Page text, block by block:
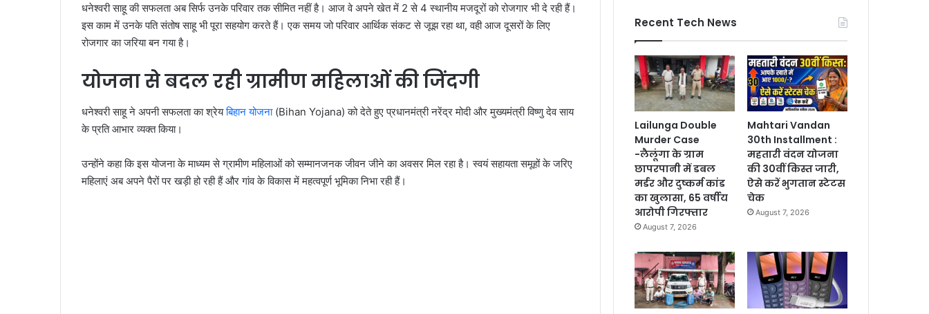
धनेश्वरी साहू की सफलता अब सिर्फ उनके परिवार तक सीमित नहीं है। आज वे अपने खेत में 2 से 4 स्थानीय मजदूरों को रोजगार भी दे रही हैं।
इस काम में उनके पति संतोष साहू भी पूरा सहयोग करते हैं। एक समय जो परिवार आर्थिक संकट से जूझ रहा था, वही आज दूसरों के लिए
रोजगार का जरिया बन गया है।
योजना से बदल रही ग्रामीण महिलाओं की जिंदगी
धनेश्वरी साहू ने अपनी सफलता का श्रेयबिहान योजना(Bihan Yojana) को देते हुए प्रधानमंत्री नरेंद्र मोदी और मुख्यमंत्री विष्णु देव साय
के प्रति आभार व्यक्त किया।
उन्होंने कहा कि इस योजना के माध्यम से ग्रामीण महिलाओं को सम्मानजनक जीवन जीने का अवसर मिल रहा है। स्वयं सहायता समूहों के जरिए
महिलाएं अब अपने पैरों पर खड़ी हो रही हैं और गांव के विकास में महत्वपूर्ण भूमिका निभा रही हैं।
Recent Tech News
Lailunga Double
Murder Case
-लैलूंगा के ग्राम
छापरपानी में डबल
मर्डर और दुष्कर्म कांड
का खुलासा, 65 वर्षीय
आरोपी गिरफ्तार
August 7, 2026
Mahtari Vandan
30th Installment :
महतारी वंदन योजना
की 30वीं किस्त जारी,
ऐसे करें भुगतान स्टेटस
चेक
August 7, 2026